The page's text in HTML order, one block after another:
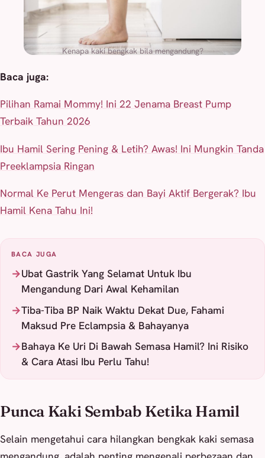
Kenapa kaki bengkak bila mengandung?
Baca juga:
Pilihan Ramai Mommy! Ini 22 Jenama Breast Pump
Terbaik Tahun 2026
Ibu Hamil Sering Pening & Letih? Awas! Ini Mungkin Tanda
Preeklampsia Ringan
Normal Ke Perut Mengeras dan Bayi Aktif Bergerak? Ibu
Hamil Kena Tahu Ini!
BACA JUGA
Ubat Gastrik Yang Selamat Untuk Ibu
Mengandung Dari Awal Kehamilan
Tiba-Tiba BP Naik Waktu Dekat Due, Fahami
Maksud Pre Eclampsia & Bahayanya
Bahaya Ke Uri Di Bawah Semasa Hamil? Ini Risiko
& Cara Atasi Ibu Perlu Tahu!
Punca Kaki Sembab Ketika Hamil
Selain mengetahui cara hilangkan bengkak kaki semasa